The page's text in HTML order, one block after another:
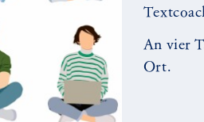
An vier
Ort.